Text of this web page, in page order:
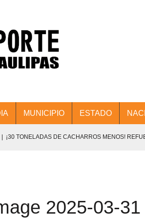
MUNICIPIO ESTADO
| ¡30 TONELADAS DE CACHARROS MENOS!
LA COMUNIDAD!
Y RESULTADOS! ENCABEZA BETO
2025-03-